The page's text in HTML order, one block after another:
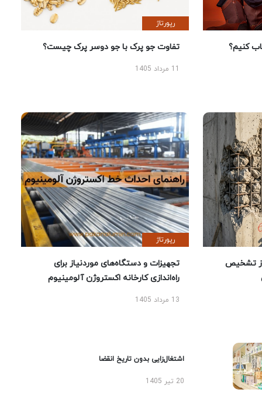
کنیم؟
رپورتاژ
تفاوت جو پرک با جو دوسر پرک چیست؟
تشخیص
رپورتاژ
تجهیزات و دستگاه‌های موردنیاز برای
راه‌اندازی کارخانه اکستروژن آلومینیوم
13 مرداد 1405
اشتغال‌زایی بدون تاریخ انقضا
20 تیر 1405